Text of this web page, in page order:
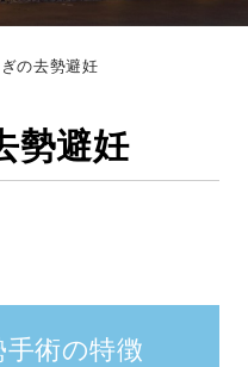
ぎの去勢避妊
勢避妊
術の特徴